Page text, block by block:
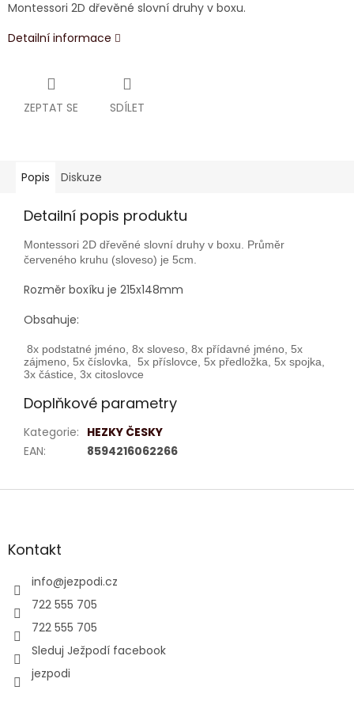
Montessori 2D dřevěné slovní druhy v boxu.
Detailní informace
ZEPTAT SE SDÍLET
Popis Diskuze
Detailní popis produktu
Montessori 2D dřevěné slovní druhy v boxu. Průměr
červeného kruhu (sloveso) je 5cm.
Rozměr boxíku je 215x148mm
Obsahuje:
8x podstatné jméno, 8x sloveso, 8x přídavné jméno, 5x
zájmeno, 5x číslovka, 5x příslovce, 5x předložka, 5x spojka,
3x částice, 3x citoslovce
Doplňkové parametry
Kategorie: HEZKY ČESKY
EAN: 8594216062266
Z
aKontakt
info@jezpodi.cz
722 555 705
722 555 705
Sleduj Ježpodí facebook
jezpodi